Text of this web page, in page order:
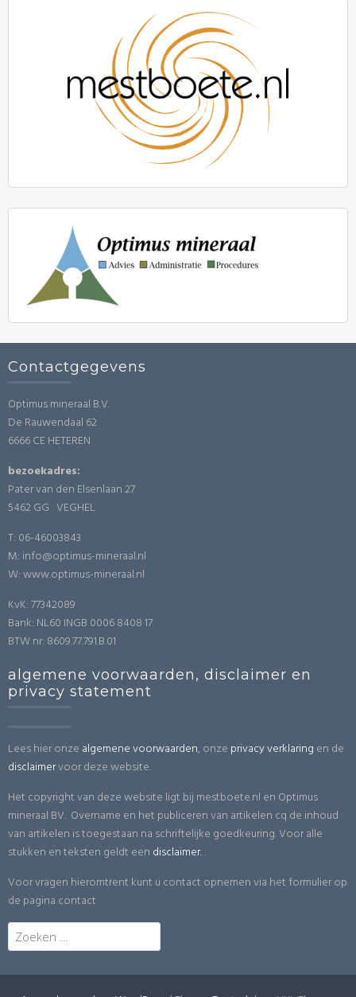
Contactgegevens
Optimus mineraal B.V.
De Rauwendaal 62
6666 CE HETEREN
bezoekadres:
Pater van den Elsenlaan 27
5462 GG VEGHEL
T: 06-46003843
M: info@optimus-mineraal.nl
W: www.optimus-mineraal.nl
KvK: 77342089
Bank: NL60 INGB 0006 8408 17
BTW nr: 8609.77.791.B.01
algemene voorwaarden, disclaimer en
privacy statement
Lees hier onze algemene voorwaarden, onze privacy verklaring en de
disclaimervoor deze website.
Het copyright van deze website ligt bij mestboete.nl en Optimus
mineraal BV. Overname en het publiceren van artikelen cq de inhoud
van artikelen is toegestaan na schriftelijke goedkeuring. Voor alle
stukken en teksten geldt een disclaimer..
Voor vragen hieromtrent kunt u contact opnemen via het formulier op
de pagina contact
Zoeken
naar: